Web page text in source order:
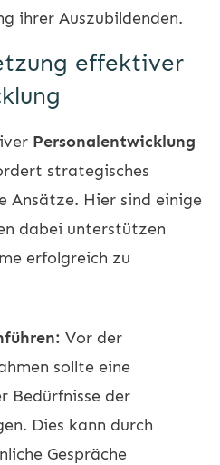
ihrer Auszubildenden.
effektiver
Personalentwicklung
strategisches
Ansätze. Hier sind einige
dabei unterstützen
erfolgreich zu
Vor der
sollte eine
Bedürfnisse der
Dies kann durch
Gespräche